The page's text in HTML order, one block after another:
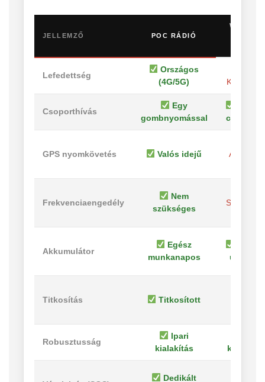
JELLEMZŐ POC RÁDIÓ
WALKIE-
Lefedettség
Országos
(4G/5G)
Csoporthívás
Egy
gombnyomással
GPS nyomkövetés Valós idejű
Általában
Frekvenciaengedély
Nem
szükséges
Akkumulátor
Egész
munkanapos
üzemidő
Titkosítás Titkosított
Robusztusság
Ipari
kialakítás
Dedikált